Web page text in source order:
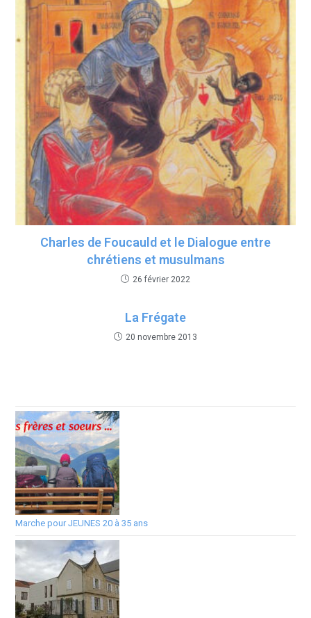
Charles de Foucauld et le Dialogue entre
chrétiens et musulmans
26 février 2022
La Frégate
20 novembre 2013
Marche pour JEUNES 20 à 35 ans